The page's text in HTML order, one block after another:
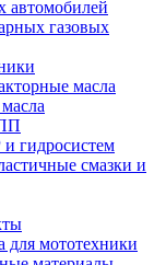
автомобилей
газовых
масла
гидросистем
смазки и
мототехники